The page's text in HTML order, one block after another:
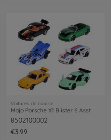
Voitures de course
Majo Porsche X1 Blister 6 Asst
8502100002
€3.99